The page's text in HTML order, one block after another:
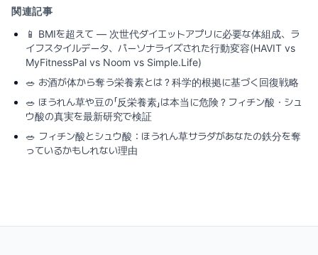
関連記事
📱 BMIを超えて — 次世代ダイエットアプリに必要な体組成、ラ
イフスタイルデータ、パーソナライズされた行動変容(HAVIT vs
MyFitnessPal vs Noom vs Simple.Life)
🥗 お酒が体から奪う栄養素とは？科学的根拠に基づく回復戦略
🥗 ほうれん草や豆の「反栄養素」は本当に危険？フィチン酸・シュ
ウ酸の真実を最新研究で検証
🥗 フィチン酸とシュウ酸：ほうれん草サラダがあなたの鉄分を奪
っているかもしれない理由